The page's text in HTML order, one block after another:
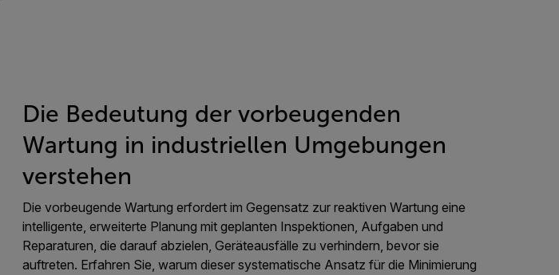
Die Bedeutung der vorbeugenden
Wartung in industriellen Umgebungen
verstehen
Die vorbeugende Wartung erfordert im Gegensatz zur reaktiven Wartung eine
intelligente, erweiterte Planung mit geplanten Inspektionen, Aufgaben und
Reparaturen, die darauf abzielen, Geräteausfälle zu verhindern, bevor sie
auftreten. Erfahren Sie, warum dieser systematische Ansatz für die Minimierung